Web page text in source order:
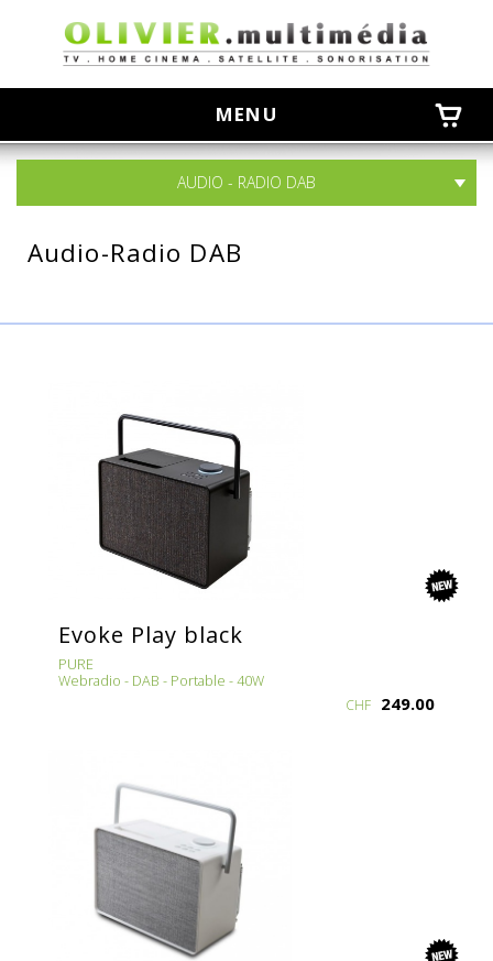
MENU
AUDIO - RADIO DAB
Audio-Radio DAB
Evoke Play black
PURE
Webradio - DAB - Portable - 40W
CHF 249.00